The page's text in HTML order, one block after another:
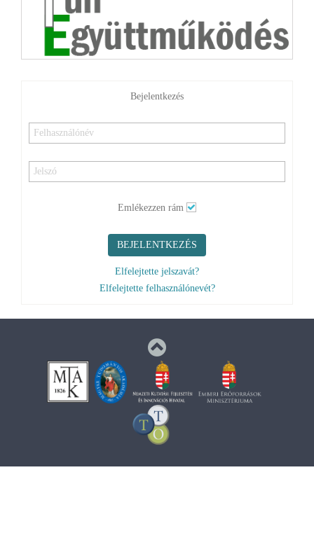
Bejelentkezés
Emlékezzen rám
BEJELENTKEZÉS
Elfelejtette jelszavát?
Elfelejtette felhasználónevét?